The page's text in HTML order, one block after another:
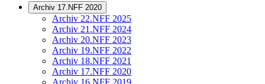
Archiv 17.NFF 2020
Archiv 22.NFF 2025
Archiv 21.NFF 2024
Archiv 20.NFF 2023
Archiv 19.NFF 2022
Archiv 18.NFF 2021
Archiv 17.NFF 2020
Archiv 16.NFF 2019